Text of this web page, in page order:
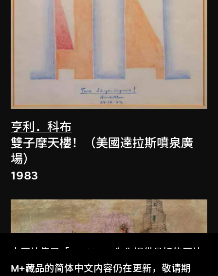
亨利．科布
雙子摩天樓！（美國達拉斯噴泉廣
場）
1983
本网站使用「Cookies」为你提供最好的网站
体验。
M+藏品的简体中文内容仍在更新，敬请期